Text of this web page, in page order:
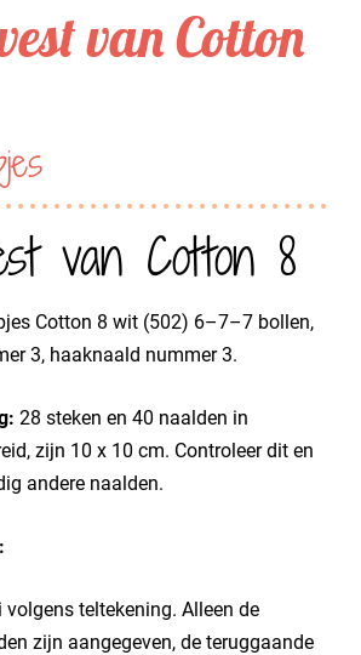
van Cotton
van Cotton 8
Cotton 8 wit (502) 6–7–7 bollen,
3, haaknaald nummer 3.
28 steken en 40 naalden in
zijn 10 x 10 cm. Controleer dit en
andere naalden.
teltekening. Alleen de
zijn aangegeven, de teruggaande